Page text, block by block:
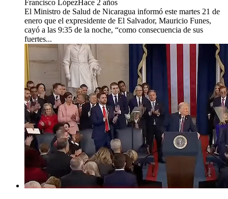
Francisco LópezHace 2 años
El Ministro de Salud de Nicaragua informó este martes 21 de
enero que el expresidente de El Salvador, Mauricio Funes,
cayó a las 9:35 de la noche, “como consecuencia de sus
fuertes...